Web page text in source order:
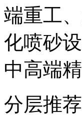
端重工
化喷砂
中高端
分层推